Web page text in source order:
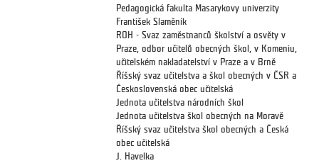
Pedagogická fakulta Masarykovy univerzity
František Slaměník
ROH - Svaz zaměstnanců školství a osvěty v
Praze, odbor učitelů obecných škol, v Komeniu,
učitelském nakladatelství v Praze a v Brně
Říšský svaz učitelstva a škol obecných v ČSR a
Československá obec učitelská
Jednota učitelstva národních škol
Jednota učitelstva škol obecných na Moravě
Říšský svaz učitelstva škol obecných a Česká
obec učitelská
J. Havelka